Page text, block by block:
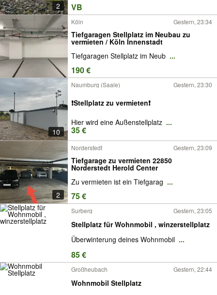
2 VB
Köln Gestern, 23:34
Tiefgaragen Stellplatz im Neubau zu
vermieten / Köln Innenstadt
Tiefgaragen Stellplatz im Neub ...
190 €
10
Naumburg (Saale) Gestern, 23:30
❗️Stellplatz zu vermieten❗️
Hier wird eine Außenstellplatz ...
35 €
2
Norderstedt Gestern, 23:09
Tiefgarage zu vermieten 22850
Norderstedt Herold Center
Zu vermieten ist ein Tiefgarag ...
75 €
Surberg Gestern, 23:05
Stellplatz für Wohnmobil , winzerstellplatz
Überwinterung deines Wohnmobil ...
85 €
Großheubach Gestern, 22:44
Wohnmobil Stellplatz